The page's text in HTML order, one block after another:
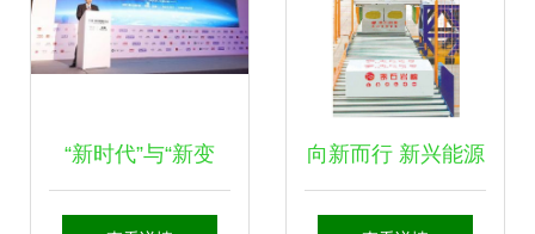
“新时代”与“新变
革”，看一汽-大众
向新而行 新兴能源
技术如何驱动“第二